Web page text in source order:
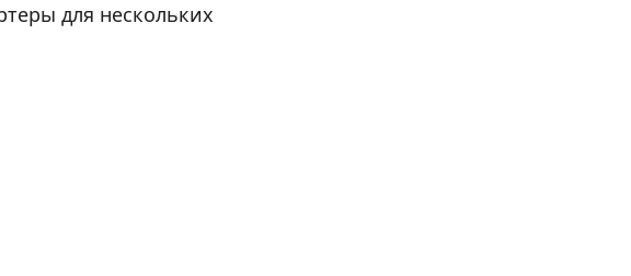
для нескольких